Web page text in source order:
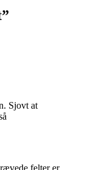
Sjovt at
felter er